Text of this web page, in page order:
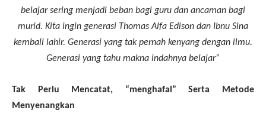
belajar sering menjadi beban bagi guru dan ancaman bagi
murid. Kita ingin generasi Thomas Alfa Edison dan Ibnu Sina
kembali lahir. Generasi yang tak pernah kenyang dengan ilmu.
Generasi yang tahu makna indahnya belajar”
Tak Perlu Mencatat, “menghafal” Serta Metode
Menyenangkan